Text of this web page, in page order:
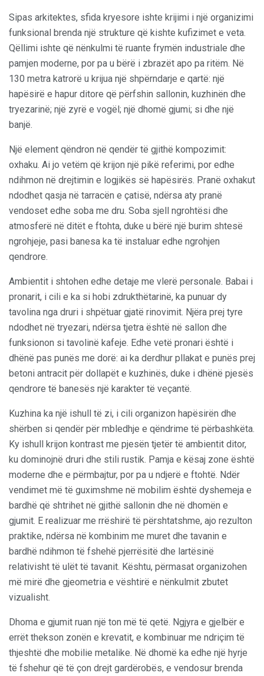
Sipas arkitektes, sfida kryesore ishte krijimi i një organizimi
funksional brenda një strukture që kishte kufizimet e veta.
Qëllimi ishte që nënkulmi të ruante frymën industriale dhe
pamjen moderne, por pa u bërë i zbrazët apo pa ritëm. Në
130 metra katrorë u krijua një shpërndarje e qartë: një
hapësirë e hapur ditore që përfshin sallonin, kuzhinën dhe
tryezarinë; një zyrë e vogël; një dhomë gjumi; si dhe një
banjë.
Një element qëndron në qendër të gjithë kompozimit:
oxhaku. Ai jo vetëm që krijon një pikë referimi, por edhe
ndihmon në drejtimin e logjikës së hapësirës. Pranë oxhakut
ndodhet qasja në tarracën e çatisë, ndërsa aty pranë
vendoset edhe soba me dru. Soba sjell ngrohtësi dhe
atmosferë në ditët e ftohta, duke u bërë një burim shtesë
ngrohjeje, pasi banesa ka të instaluar edhe ngrohjen
qendrore.
Ambientit i shtohen edhe detaje me vlerë personale. Babai i
pronarit, i cili e ka si hobi zdrukthëtarinë, ka punuar dy
tavolina nga druri i shpëtuar gjatë rinovimit. Njëra prej tyre
ndodhet në tryezari, ndërsa tjetra është në sallon dhe
funksionon si tavolinë kafeje. Edhe vetë pronari është i
dhënë pas punës me dorë: ai ka derdhur pllakat e punës prej
betoni antracit për dollapët e kuzhinës, duke i dhënë pjesës
qendrore të banesës një karakter të veçantë.
Kuzhina ka një ishull të zi, i cili organizon hapësirën dhe
shërben si qendër për mbledhje e qëndrime të përbashkëta.
Ky ishull krijon kontrast me pjesën tjetër të ambientit ditor,
ku dominojnë druri dhe stili rustik. Pamja e kësaj zone është
moderne dhe e përmbajtur, por pa u ndjerë e ftohtë. Ndër
vendimet më të guximshme në mobilim është dyshemeja e
bardhë që shtrihet në gjithë sallonin dhe në dhomën e
gjumit. E realizuar me rrëshirë të përshtatshme, ajo rezulton
praktike, ndërsa në kombinim me muret dhe tavanin e
bardhë ndihmon të fshehë pjerrësitë dhe lartësinë
relativisht të ulët të tavanit. Kështu, përmasat organizohen
më mirë dhe gjeometria e vështirë e nënkulmit zbutet
vizualisht.
Dhoma e gjumit ruan një ton më të qetë. Ngjyra e gjelbër e
errët thekson zonën e krevatit, e kombinuar me ndriçim të
thjeshtë dhe mobilie metalike. Në dhomë ka edhe një hyrje
të fshehur që të çon drejt gardërobës, e vendosur brenda